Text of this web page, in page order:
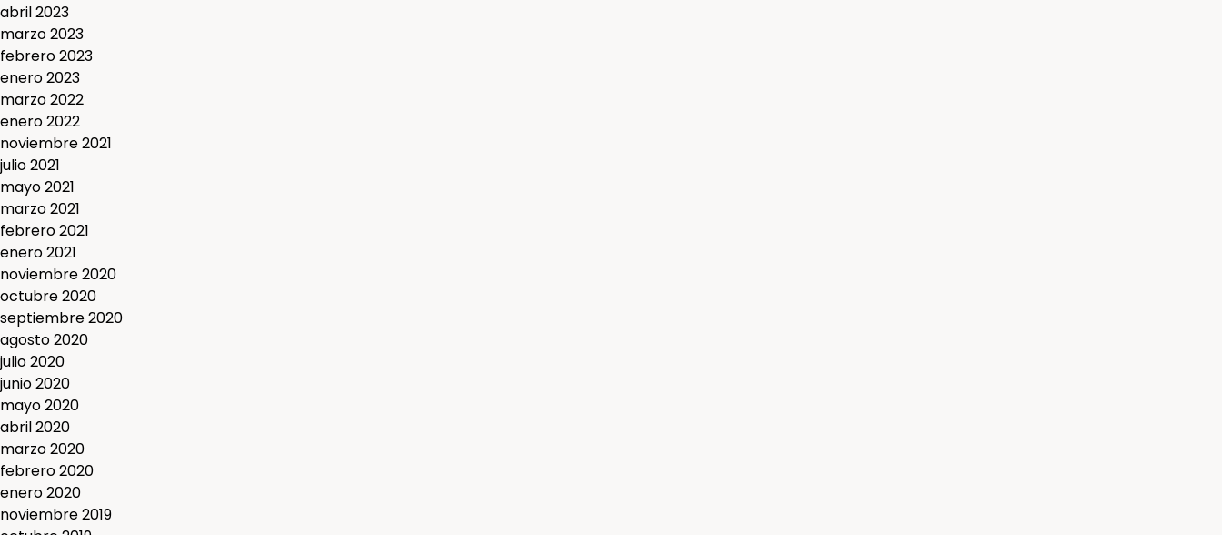
abril 2023
marzo 2023
febrero 2023
enero 2023
marzo 2022
enero 2022
noviembre 2021
julio 2021
mayo 2021
marzo 2021
febrero 2021
enero 2021
noviembre 2020
octubre 2020
septiembre 2020
agosto 2020
julio 2020
junio 2020
mayo 2020
abril 2020
marzo 2020
febrero 2020
enero 2020
noviembre 2019